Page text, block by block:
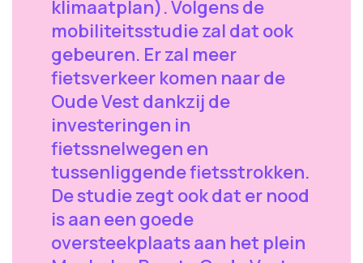
klimaatplan). Volgens de
mobiliteitsstudie zal dat ook
gebeuren. Er zal meer
fietsverkeer komen naar de
Oude Vest dankzij de
investeringen in
fietssnelwegen en
tussenliggende fietsstrokken.
De studie zegt ook dat er nood
is aan een goede
oversteekplaats aan het plein